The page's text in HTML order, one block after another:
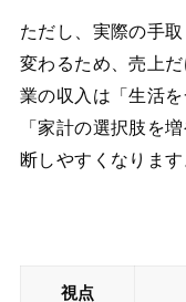
ただし、実際の手
変わるため、売上
業の収入は「生活
「家計の選択肢を
断しやすくなります
視点